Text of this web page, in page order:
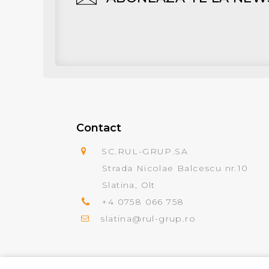
Contact
SC.RUL-GRUP.SA
Strada Nicolae Balcescu nr.10
Slatina, Olt
+4 0758 066 758
slatina@rul-grup.ro